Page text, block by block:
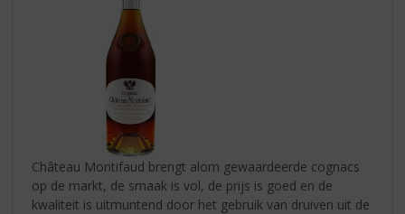
Château Montifaud brengt alom gewaardeerde cognacs
op de markt, de smaak is vol, de prijs is goed en de
kwaliteit is uitmuntend door het gebruik van druiven uit de